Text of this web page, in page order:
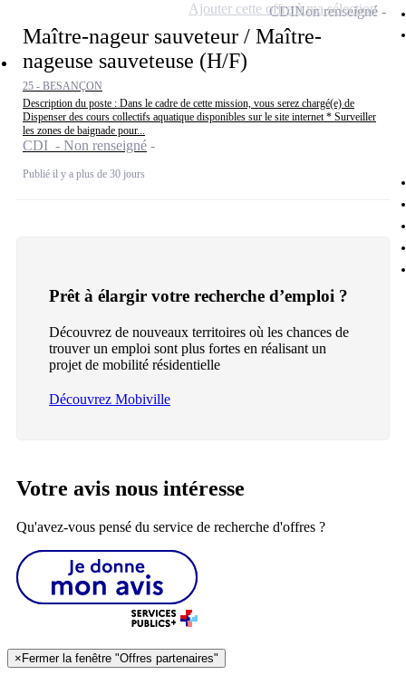
Maître-nageur sauveteur / Maître-
nageuse sauveteuse (H/F)
25 - BESANÇON
Description du poste : Dans le cadre de cette mission, vous serez chargé(e) de
Dispenser des cours collectifs aquatique disponibles sur le site internet * Surveiller
les zones de baignade pour...
CDI - Non renseigné
Publié il y a plus de 30 jours
CDINon renseigné
Ajouter cette offre à ma sélection
Prêt à élargir votre recherche d’emploi ?
Découvrez de nouveaux territoires où les chances de
trouver un emploi sont plus fortes en réalisant un
projet de mobilité résidentielle
Découvrez Mobiville
Votre avis nous intéresse
Qu'avez-vous pensé du service de recherche d'offres ?
× Fermer la fenêtre "Offres partenaires"